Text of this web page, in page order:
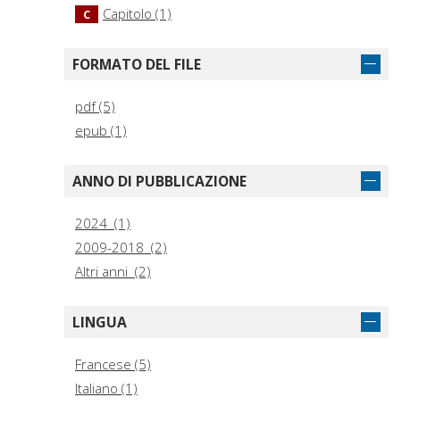
C Capitolo (1)
FORMATO DEL FILE
pdf (5)
epub (1)
ANNO DI PUBBLICAZIONE
2024 (1)
2009-2018 (2)
Altri anni (2)
LINGUA
Francese (5)
Italiano (1)